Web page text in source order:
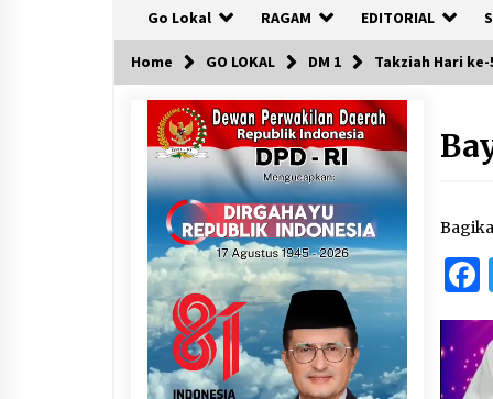
Go Lokal RAGAM EDITORIAL
Home GO LOKAL DM 1 Takziah Hari